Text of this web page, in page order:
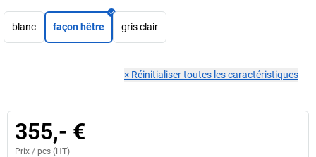
blanc façon hêtre gris clair
× Réinitialiser toutes les caractéristiques
355,- €
Prix / pcs (HT)